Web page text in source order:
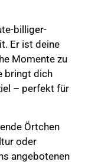
billiger-
Er ist deine
Momente zu
bringt dich
– perfekt für
Örtchen
oder
angebotenen